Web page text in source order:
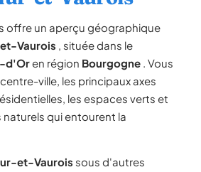
offre un aperçu géographique
Vaurois , située dans le
d'Oren région Bourgogne . Vous
ville, les principaux axes
les espaces verts et
naturels qui entourent la
et-Vaurois sous d'autres